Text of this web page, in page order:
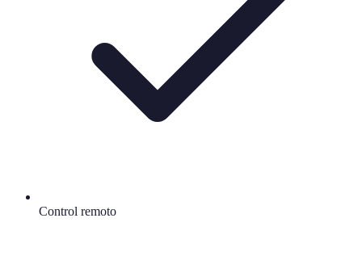
Control remoto